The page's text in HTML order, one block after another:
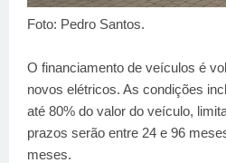
Foto: Pedro Santos.
O financiamento de veículos é
novos elétricos. As condições
até 80% do valor do veículo,
prazos serão entre 24 e 96
meses.